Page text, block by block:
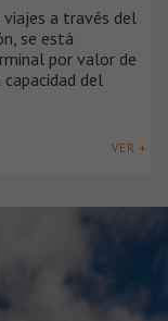
a través del
se está
por valor de
del
VER +